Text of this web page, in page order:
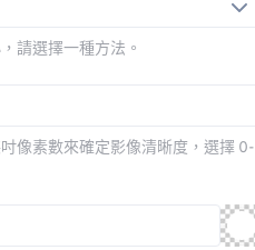
請選擇一種方法。
像素數來確定影像清晰度，選擇 0-